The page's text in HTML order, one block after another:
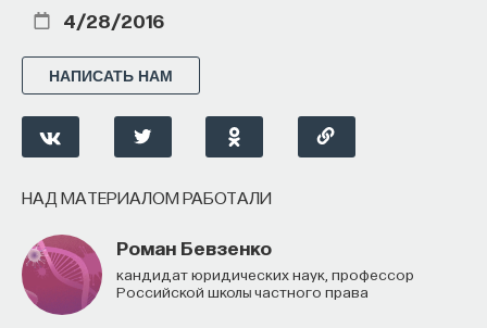
4/28/2016
НАПИСАТЬ НАМ
НАД МАТЕРИАЛОМ РАБОТАЛИ
Роман Бевзенко
кандидат юридических наук, профессор
Российской школы частного права